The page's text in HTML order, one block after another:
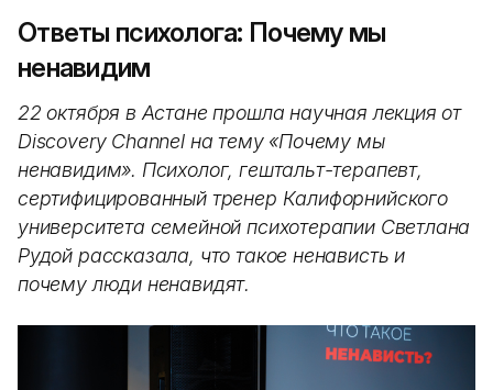
Ответы психолога: Почему мы
ненавидим
22 октября в Астане прошла научная лекция от
Discovery Channel на тему «Почему мы
ненавидим». Психолог, гештальт-терапевт,
сертифицированный тренер Калифорнийского
университета семейной психотерапии Светлана
Рудой рассказала, что такое ненависть и
почему люди ненавидят.